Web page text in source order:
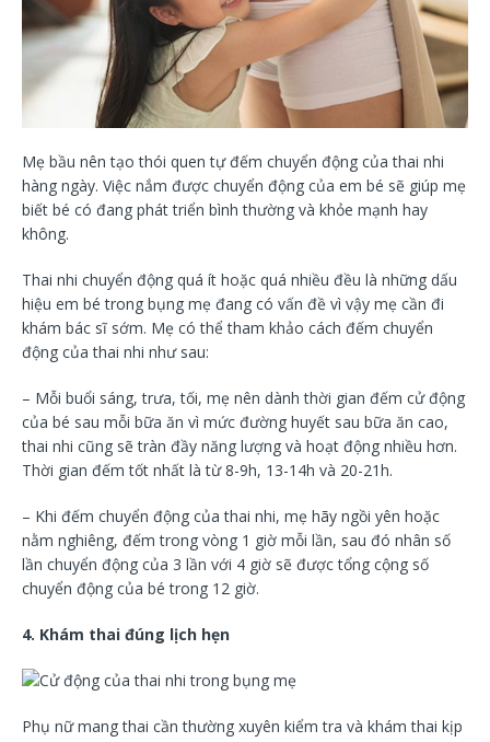
Mẹ bầu nên tạo thói quen tự đếm chuyển động của thai nhi
hàng ngày. Việc nắm được chuyển động của em bé sẽ giúp mẹ
biết bé có đang phát triển bình thường và khỏe mạnh hay
không.
Thai nhi chuyển động quá ít hoặc quá nhiều đều là những dấu
hiệu em bé trong bụng mẹ đang có vấn đề vì vậy mẹ cần đi
khám bác sĩ sớm. Mẹ có thể tham khảo cách đếm chuyển
động của thai nhi như sau:
– Mỗi buổi sáng, trưa, tối, mẹ nên dành thời gian đếm cử động
của bé sau mỗi bữa ăn vì mức đường huyết sau bữa ăn cao,
thai nhi cũng sẽ tràn đầy năng lượng và hoạt động nhiều hơn.
Thời gian đếm tốt nhất là từ 8-9h, 13-14h và 20-21h.
– Khi đếm chuyển động của thai nhi, mẹ hãy ngồi yên hoặc
nằm nghiêng, đếm trong vòng 1 giờ mỗi lần, sau đó nhân số
lần chuyển động của 3 lần với 4 giờ sẽ được tổng cộng số
chuyển động của bé trong 12 giờ.
4. Khám thai đúng lịch hẹn
Phụ nữ mang thai cần thường xuyên kiểm tra và khám thai kịp